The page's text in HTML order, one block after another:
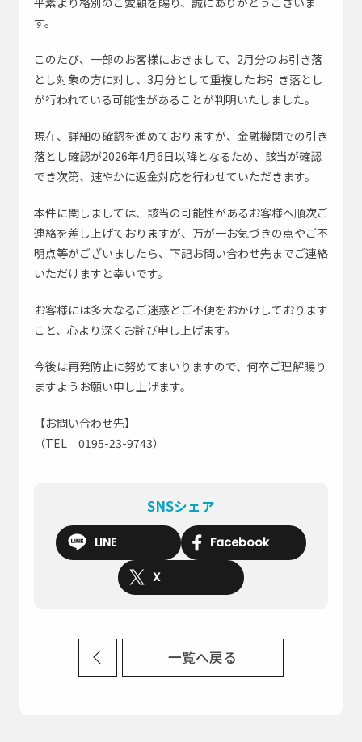
採用情報
緊急
お急ぎの方はこちら
0195-23-9743
アイオー浄化槽公式SNS
社長Instagram
す。
このたび、一部のお客様におきまして、2月分のお引き落
とし対象の方に対し、3月分として重複したお引き落とし
が行われている可能性があることが判明いたしました。
現在、詳細の確認を進めておりますが、金融機関での引き
落とし確認が2026年4月6日以降となるため、該当が確認
でき次第、速やかに返金対応を行わせていただきます。
本件に関しましては、該当の可能性があるお客様へ順次ご
連絡を差し上げておりますが、万が一お気づきの点やご不
明点等がございましたら、下記お問い合わせ先までご連絡
いただけますと幸いです。
お客様には多大なるご迷惑とご不便をおかけしております
こと、心より深くお詫び申し上げます。
今後は再発防止に努めてまいりますので、何卒ご理解賜り
ますようお願い申し上げます。
【お問い合わせ先】
（TEL 0195-23-9743）
SNSシェア
LINE Facebook
X
一覧へ戻る